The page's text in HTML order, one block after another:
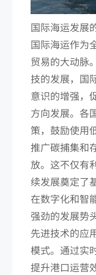
国际海运发展
国际海运作为
贸易的大动脉
技的发展，国
意识的增强，
方向发展。各
策，鼓励使用
推广碳捕集和
放。这不仅有
续发展奠定了
在数字化和智
强劲的发展势
先进技术的应
模式。通过实
提升港口运营